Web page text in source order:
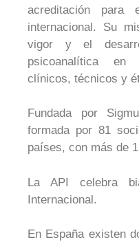
acreditación para
internacional. Su
vigor y el
psicoanalítica en
clínicos, técnicos y
Fundada por
formada por 81
países, con más de
La API celebra
Internacional.
En España existen